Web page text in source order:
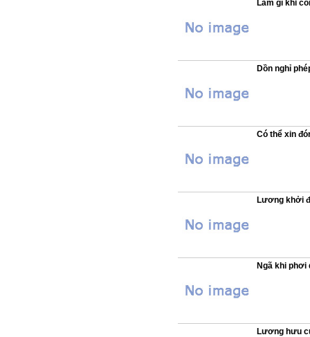
Làm gì khi
Dồn nghỉ
Có thể xin
Lương khởi
Ngã khi
Lương hưu